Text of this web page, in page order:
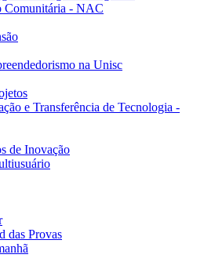
Comunitária - NAC
na Unisc
e Transferência de Tecnologia -
de Inovação
das Provas